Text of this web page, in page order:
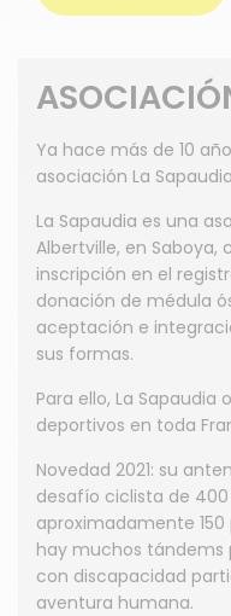
Ya hace más de 10
asociación La
La Sapaudia es una
Albertville, en
inscripción en el
donación de médula
aceptación e
sus formas.
Para ello, La
deportivos en toda
Novedad 2021: su
desafío ciclista de
aproximadamente
hay muchos tándems
con discapacidad
aventura humana.